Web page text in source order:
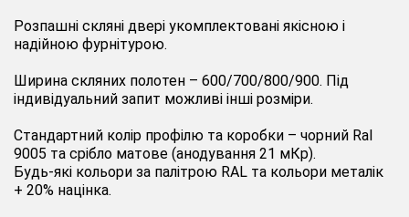
Розпашні скляні двері укомплектовані якісною і
надійною фурнітурою.
Ширина скляних полотен – 600/700/800/900. Під
індивідуальний запит можливі інші розміри.
Стандартний колір профілю та коробки – чорний Ral
9005 та срібло матове (анодування 21 мКр).
Будь-які кольори за палітрою RAL та кольори металік
+ 20% націнка.